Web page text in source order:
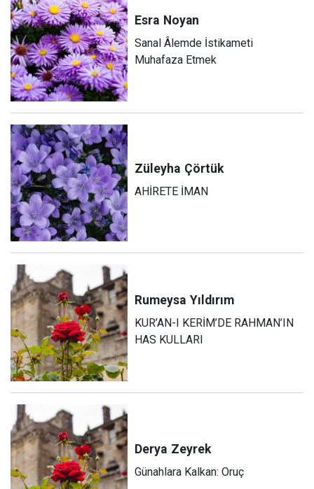
Esra Noyan
Sanal Âlemde İstikameti
Muhafaza Etmek
Züleyha Çörtük
AHİRETE İMAN
Rumeysa Yıldırım
KUR’AN-I KERİM’DE RAHMAN’IN
HAS KULLARI
Derya Zeyrek
Günahlara Kalkan: Oruç